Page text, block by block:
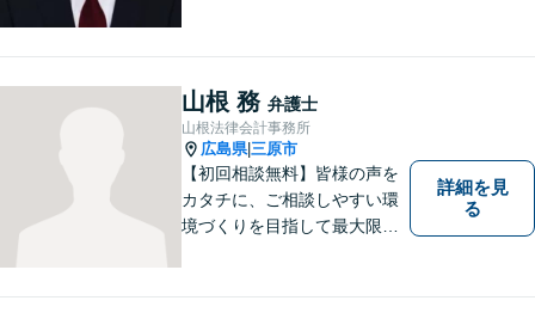
動がモットー。身近な頼れる
弁護士として依頼者さまにし
っかりと寄り添います。
山根 務 弁護士
山根法律会計事務所
広島県| 三原市
【初回相談無料】皆様の声を
カタチに、ご相談しやすい環
境づくりを目指して最大限努
聞きますが、丁寧な対応を心
詳細を見
る